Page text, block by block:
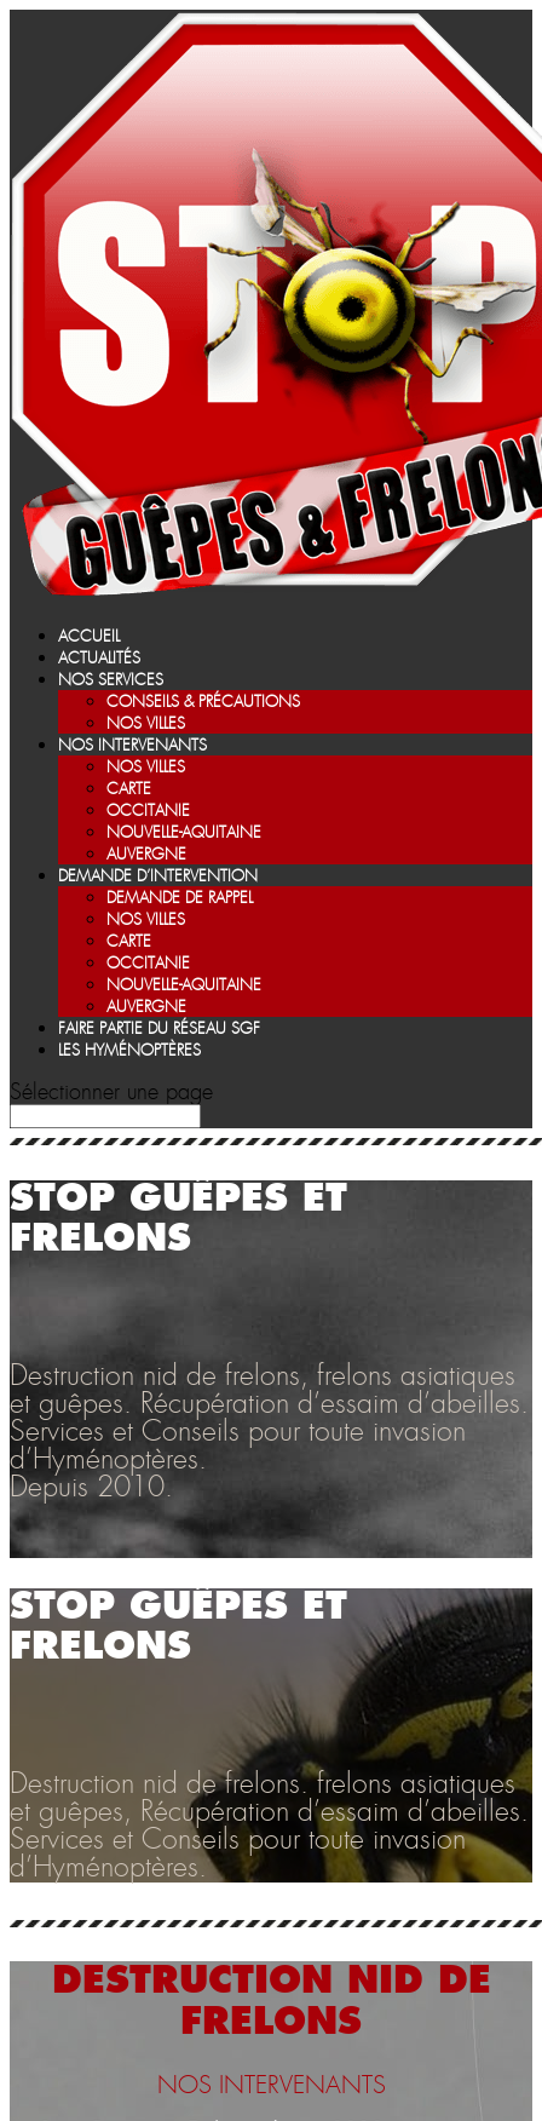
ACCUEIL
ACTUALITÉS
NOS SERVICES
CONSEILS & PRÉCAUTIONS
NOS VILLES
NOS INTERVENANTS
NOS VILLES
CARTE
OCCITANIE
NOUVELLE-AQUITAINE
AUVERGNE
DEMANDE D’INTERVENTION
DEMANDE DE RAPPEL
NOS VILLES
CARTE
OCCITANIE
NOUVELLE-AQUITAINE
AUVERGNE
FAIRE PARTIE DU RÉSEAU SGF
LES HYMÉNOPTÈRES
Sélectionner une page
STOP GUÊPES ET
FRELONS
Destruction nid de frelons, frelons asiatiques
et guêpes. Récupération d’essaim d’abeilles.
Services et Conseils pour toute invasion
d’Hyménoptères.
Depuis 2010.
STOP GUÊPES ET
FRELONS
Destruction nid de frelons. frelons asiatiques
et guêpes, Récupération d’essaim d’abeilles.
Services et Conseils pour toute invasion
d’Hyménoptères.
DESTRUCTION NID DE
FRELONS
NOS INTERVENANTS